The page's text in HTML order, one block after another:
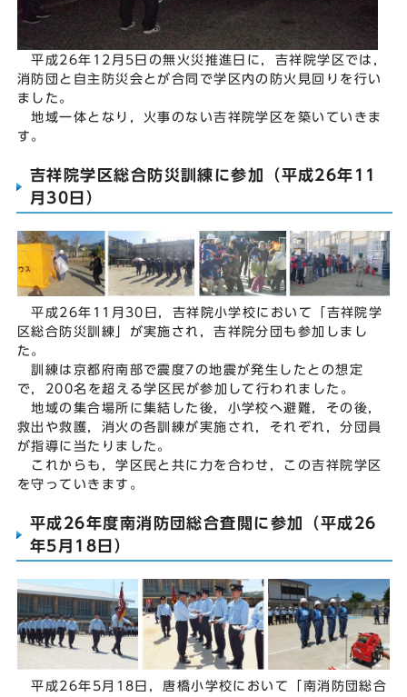
平成26年12月5日の無火災推進日に，吉祥院学区では，
消防団と自主防災会とが合同で学区内の防火見回りを行い
ました。
地域一体となり，火事のない吉祥院学区を築いていきま
す。
吉祥院学区総合防災訓練に参加（平成26年11
月30日）
平成26年11月30日，吉祥院小学校において「吉祥院学
区総合防災訓練」が実施され，吉祥院分団も参加しまし
た。
訓練は京都府南部で震度7の地震が発生したとの想定
で，200名を超える学区民が参加して行われました。
地域の集合場所に集結した後，小学校へ避難，その後，
救出や救護，消火の各訓練が実施され，それぞれ，分団員
が指導に当たりました。
これからも，学区民と共に力を合わせ，この吉祥院学区
を守っていきます。
平成26年度南消防団総合査閲に参加（平成26
年5月18日）
平成26年5月18日，唐橋小学校において「南消防団総合